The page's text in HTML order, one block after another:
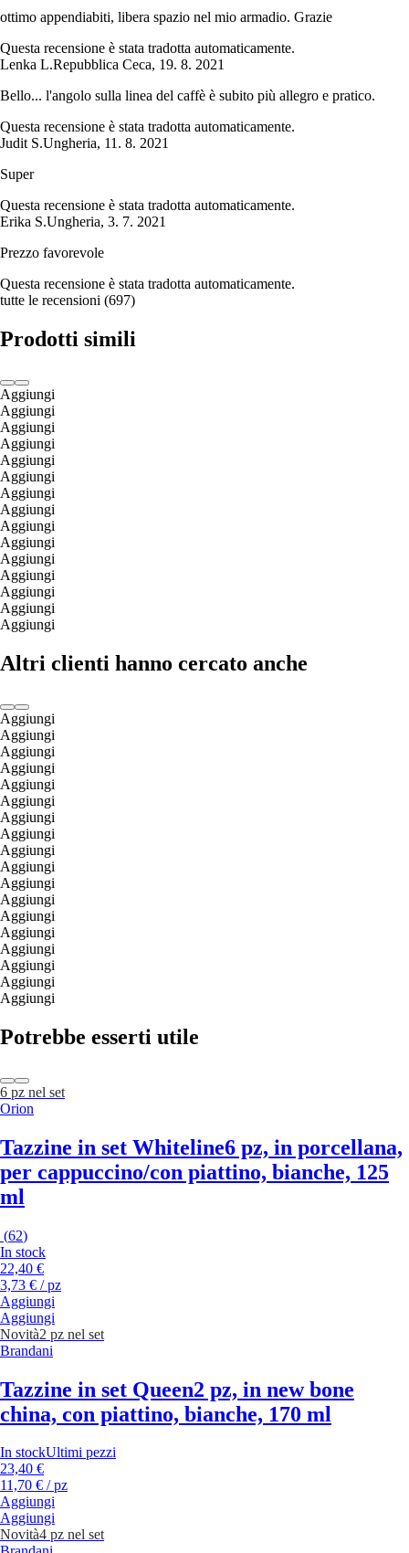
ottimo appendiabiti, libera spazio nel mio armadio. Grazie
Questa recensione è stata tradotta automaticamente.
Lenka L.Repubblica Ceca, 19. 8. 2021
Bello... l'angolo sulla linea del caffè è subito più allegro e pratico.
Questa recensione è stata tradotta automaticamente.
Judit S.Ungheria, 11. 8. 2021
Super
Questa recensione è stata tradotta automaticamente.
Erika S.Ungheria, 3. 7. 2021
Prezzo favorevole
Questa recensione è stata tradotta automaticamente.
tutte le recensioni (697)
Prodotti simili
Aggiungi
Aggiungi
Aggiungi
Aggiungi
Aggiungi
Aggiungi
Aggiungi
Aggiungi
Aggiungi
Aggiungi
Aggiungi
Aggiungi
Aggiungi
Aggiungi
Aggiungi
Altri clienti hanno cercato anche
Aggiungi
Aggiungi
Aggiungi
Aggiungi
Aggiungi
Aggiungi
Aggiungi
Aggiungi
Aggiungi
Aggiungi
Aggiungi
Aggiungi
Aggiungi
Aggiungi
Aggiungi
Aggiungi
Aggiungi
Aggiungi
Potrebbe esserti utile
6 pz nel set
Orion
Tazzine in set Whiteline6 pz, in porcellana,
per cappuccino/con piattino, bianche, 125
ml
(62)
In stock
22,40 €
3,73 € / pz
Aggiungi
Aggiungi
Novità2 pz nel set
Brandani
Tazzine in set Queen2 pz, in new bone
china, con piattino, bianche, 170 ml
In stockUltimi pezzi
23,40 €
11,70 € / pz
Aggiungi
Aggiungi
Novità4 pz nel set